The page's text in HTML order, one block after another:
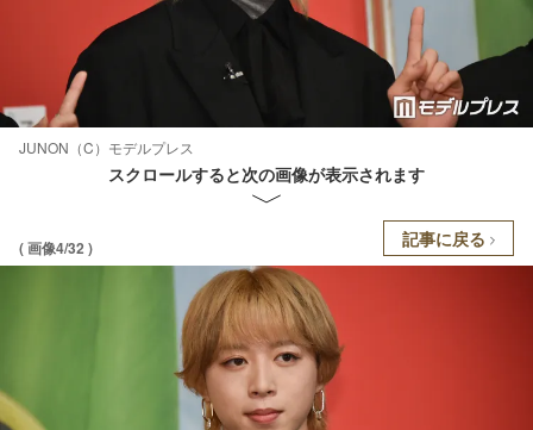
JUNON（C）モデルプレス
スクロールすると次の画像が表示されます
( 画像4/32 ) 記事に戻る